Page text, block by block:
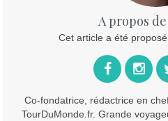
A propos
Cet article a été
Co-fondatrice, rédactrice en
TourDuMonde.fr. Grande